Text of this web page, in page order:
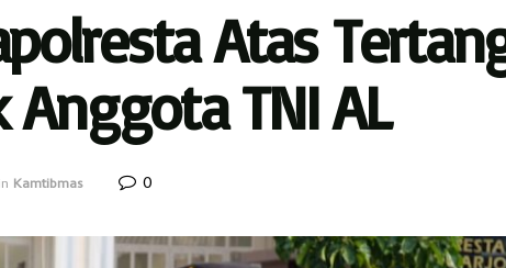
Atas
Anggota TNI AL
in Kamtibmas 0